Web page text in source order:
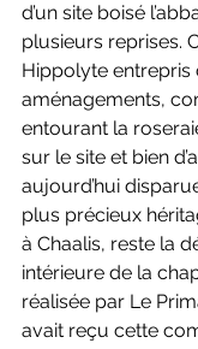
d’un site boisé
plusieurs reprises.
Hippolyte entrepris
aménagements,
entourant la
sur le site et bien
aujourd’hui
plus précieux
à Chaalis, reste la
intérieure de la
réalisée par Le
avait reçu cette